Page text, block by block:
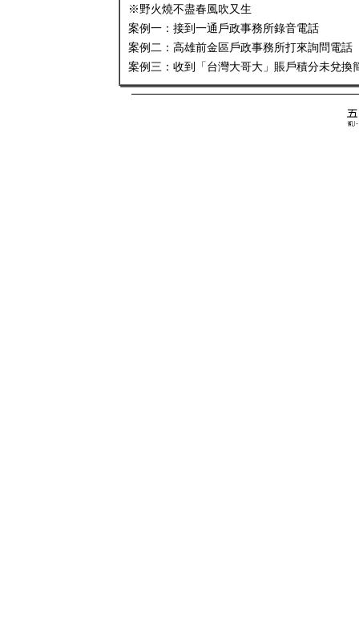
※野火燒不盡春風吹又生
案例一：接到一通戶政事務所錄音電話
案例二：高雄前金區戶政事務所打來詢問電話
案例三：收到「台灣大哥大」賬戶積分未兌換